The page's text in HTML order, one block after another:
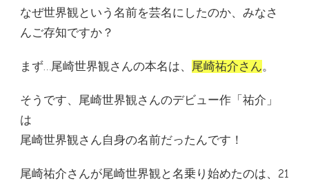
なぜ世界観という名前を芸名にしたのか、みなさ
んご存知ですか？
まず…尾崎世界観さんの本名は、 尾崎祐介さん。
そうです、尾崎世界観さんのデビュー作「祐介」
は
尾崎世界観さん自身の名前だったんです！
尾崎祐介さんが尾崎世界観と名乗り始めたのは、21